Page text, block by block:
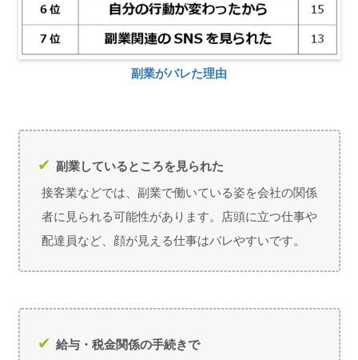
副業がバレた理由
副業しているところを見られた
接客業などでは、副業で働いている姿を会社の関係
者に見られる可能性があります。店頭に立つ仕事や
配達員など、顔が見える仕事はバレやすいです。
給与・税金関係の手続きで